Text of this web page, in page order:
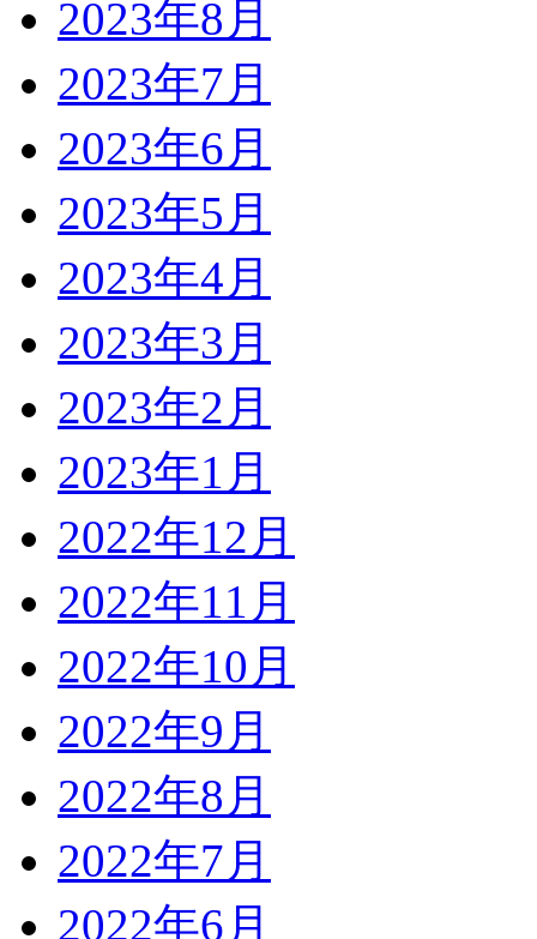
2023年8月
2023年7月
2023年6月
2023年5月
2023年4月
2023年3月
2023年2月
2023年1月
2022年12月
2022年11月
2022年10月
2022年9月
2022年8月
2022年7月
2022年6月